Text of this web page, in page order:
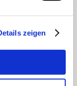
zeigen